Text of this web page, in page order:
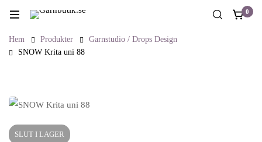
0
Hem Produkter
Garnstudio / Drops Design
SNOW Krita uni 88
SLUT I LAGER